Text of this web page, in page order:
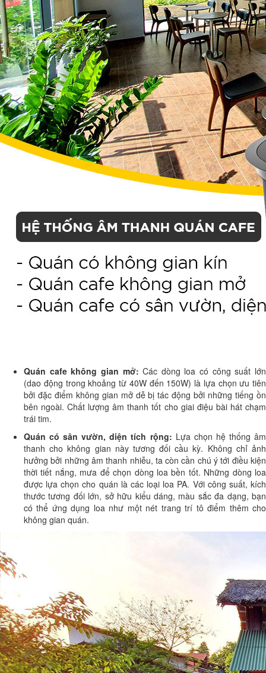
Quán cafe không gian mở: Các dòng loa có công suất lớn
(dao động trong khoảng từ 40W đến 150W) là lựa chọn ưu tiên
bởi đặc điểm không gian mở dễ bị tác động bởi những tiếng ồn
bên ngoài. Chất lượng âm thanh tốt cho giai điệu bài hát chạm
trái tim.
Quán có sân vườn, diện tích rộng: Lựa chọn hệ thống âm
thanh cho không gian này tương đối cầu kỳ. Không chỉ ảnh
hưởng bởi những âm thanh nhiễu, ta còn cần chú ý tới điều kiện
thời tiết nắng, mưa để chọn dòng loa bền tốt. Những dòng loa
được lựa chọn cho quán là các loại loa PA. Với công suất, kích
thước tương đối lớn, sở hữu kiểu dáng, màu sắc đa dạng, bạn
có thể ứng dụng loa như một nét trang trí tô điểm thêm cho
không gian quán.